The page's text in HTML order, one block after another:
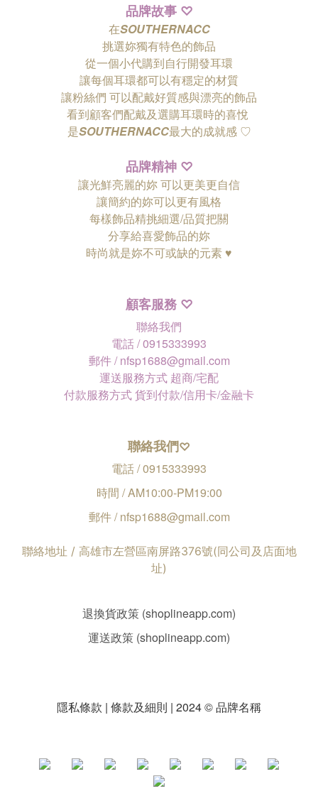
品牌故事 ♡
在SOUTHERNACC
挑選妳獨有特色的飾品
從一個小代購到自行開發耳環
讓每個耳環都可以有穩定的材質
讓粉絲們 可以配戴好質感與漂亮的飾品
看到顧客們配戴及選購耳環時的喜悅
是SOUTHERNACC最大的成就感 ♡
品牌精神 ♡
讓光鮮亮麗的妳 可以更美更自信
讓簡約的妳可以更有風格
每樣飾品精挑細選/品質把關
分享給喜愛飾品的妳
時尚就是妳不可或缺的元素 ♥
顧客服務 ♡
聯絡我們
電話 / 0915333993
郵件 / nfsp1688@gmail.com
運送服務方式 超商/宅配
付款服務方式 貨到付款/信用卡/金融卡
聯絡我們♡
電話 / 0915333993
時間 / AM10:00-PM19:00
郵件 / nfsp1688@gmail.com
聯絡地址 / 高雄市左營區南屏路376號(同公司及店面地
址)
退換貨政策 (shoplineapp.com)
運送政策 (shoplineapp.com)
隱私條款 | 條款及細則 | 2024 © 品牌名稱